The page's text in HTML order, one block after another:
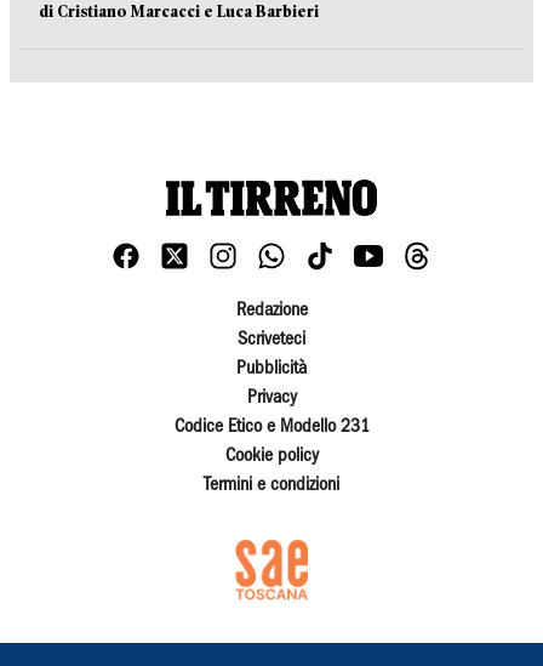
di Cristiano Marcacci e Luca Barbieri
Redazione
Scriveteci
Pubblicità
Privacy
Codice Etico e Modello 231
Cookie policy
Termini e condizioni